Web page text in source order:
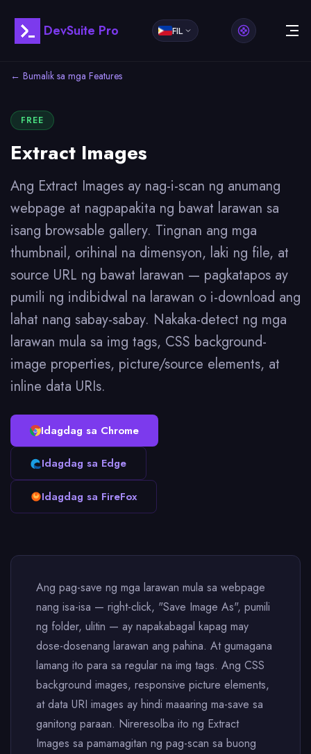
DevSuite Pro FIL
← Bumalik sa mga Features
FREE
Extract Images
Ang Extract Images ay nag-i-scan ng anumang
webpage at nagpapakita ng bawat larawan sa
isang browsable gallery. Tingnan ang mga
thumbnail, orihinal na dimensyon, laki ng file, at
source URL ng bawat larawan — pagkatapos ay
pumili ng indibidwal na larawan o i-download ang
lahat nang sabay-sabay. Nakaka-detect ng mga
larawan mula sa img tags, CSS background-
image properties, picture/source elements, at
inline data URIs.
Idagdag sa Chrome
Idagdag sa Edge
Idagdag sa FireFox
Ang pag-save ng mga larawan mula sa webpage
nang isa-isa — right-click, "Save Image As", pumili
ng folder, ulitin — ay napakabagal kapag may
dose-dosenang larawan ang pahina. At gumagana
lamang ito para sa regular na img tags. Ang CSS
background images, responsive picture elements,
at data URI images ay hindi maaaring ma-save sa
ganitong paraan. Nireresolba ito ng Extract
Images sa pamamagitan ng pag-scan sa buong